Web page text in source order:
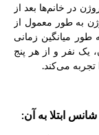
در خانم‌ها بعد از
به طور معمول از
طور میانگین زمانی
سه زن، یک نفر و از هر پنج
می‌کند.
ابتلا به آن: